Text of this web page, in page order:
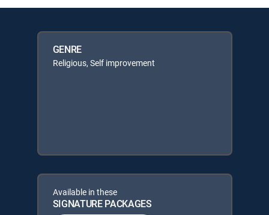
GENRE
Religious, Self improvement
Available in these
SIGNATURE PACKAGES